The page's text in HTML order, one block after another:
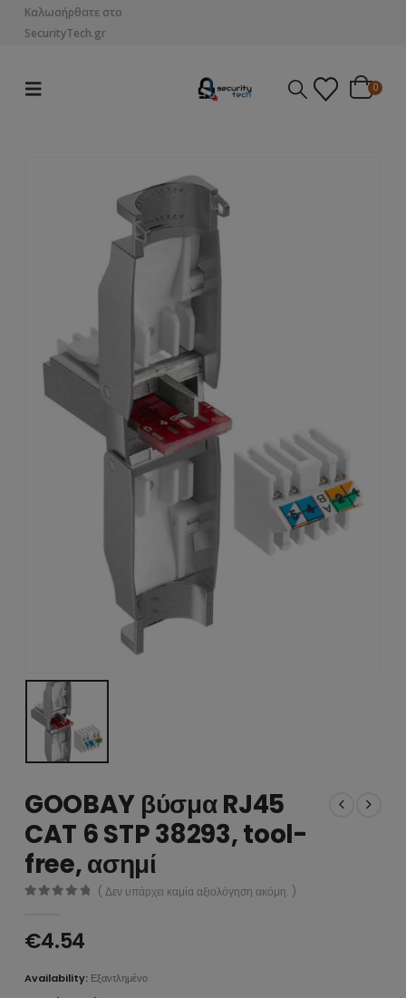
Καλωσήρθατε στο
SecurityTech.gr
0
GOOBAY βύσμα RJ45
CAT 6 STP 38293, tool-
free, ασημί
( Δεν υπάρχει καμία αξιολόγηση ακόμη. )
€4.54
Availability: Εξαντλημένο